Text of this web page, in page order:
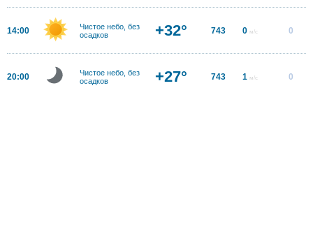
14:00
Чистое небо, без
осадков
+32° 743 0 м/с 0
20:00
Чистое небо, без
осадков
+27° 743 1 м/с 0